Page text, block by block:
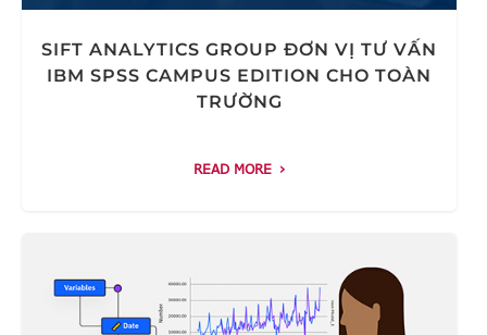
SIFT ANALYTICS GROUP ĐƠN VỊ TƯ VẤN
IBM SPSS CAMPUS EDITION CHO TOÀN
TRƯỜNG
READ MORE